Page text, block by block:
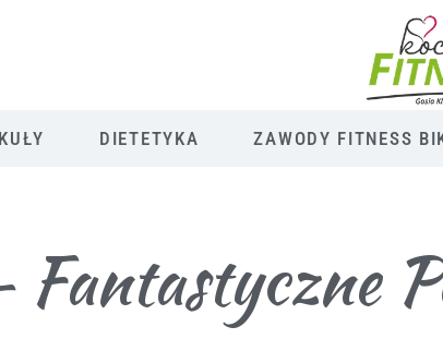
DIETETYKA ZAWODY FITNESS
Fantastyczne